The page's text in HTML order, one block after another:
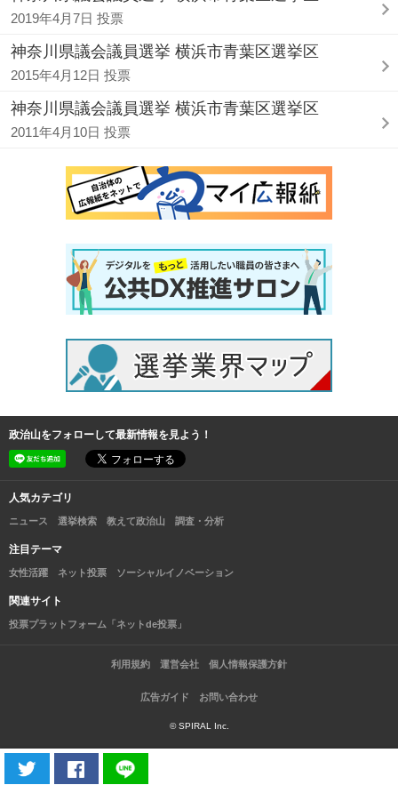
2019年4月7日 投票
神奈川県議会議員選挙 横浜市青葉区選挙区
2015年4月12日 投票
神奈川県議会議員選挙 横浜市青葉区選挙区
2011年4月10日 投票
政治山をフォローして最新情報を見よう！
人気カテゴリ
ニュース 選挙検索 教えて政治山 調査・分析
注目テーマ
女性活躍 ネット投票 ソーシャルイノベーション
関連サイト
投票プラットフォーム「ネットde投票」
利用規約 運営会社 個人情報保護方針
広告ガイド お問い合わせ
© SPIRAL Inc.